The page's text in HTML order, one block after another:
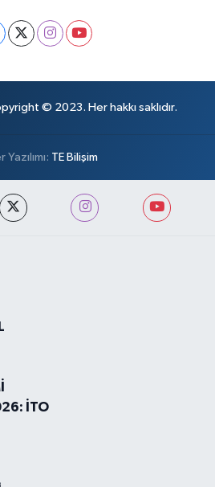
© 2023. Her hakkı saklıdır.
Yazılımı: TE Bilişim
İTO